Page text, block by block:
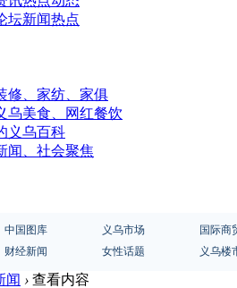
坛新闻热点
修、家纺、家俱
乌美食、网红餐饮
义乌百科
闻、社会聚焦
中国图库 义乌市场 国际商
财经新闻 女性话题 义乌楼
闻 › 查看内容